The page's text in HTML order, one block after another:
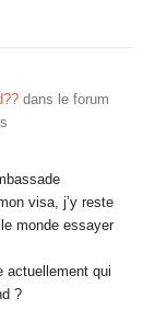
dans le forum
visa, j’y reste
monde essayer
actuellement qui
?